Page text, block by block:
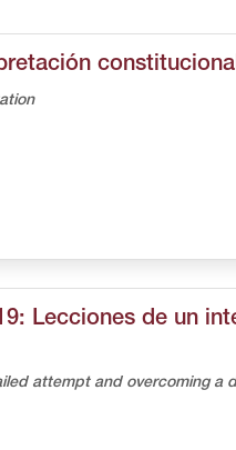
constitucional
Lecciones de un
attempt and overcoming a